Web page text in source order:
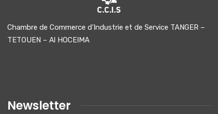
Chambre de Commerce d’Industrie et de Service TANGER –
TETOUEN – Al HOCEIMA
Newsletter